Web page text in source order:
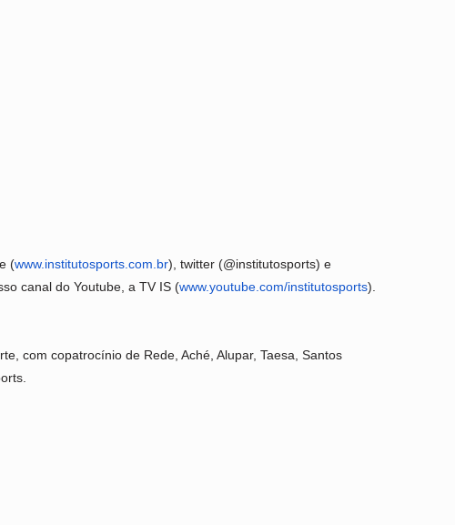
(www.institutosports.com.br), twitter (@institutosports) e
canal do Youtube, a TV IS (www.youtube.com/institutosports).
com copatrocínio de Rede, Aché, Alupar, Taesa, Santos